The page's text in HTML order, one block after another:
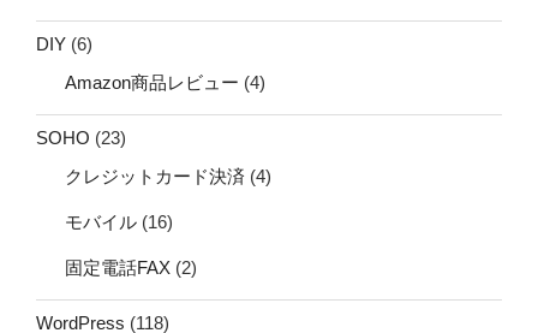
DIY (6)
Amazon商品レビュー (4)
SOHO (23)
クレジットカード決済 (4)
モバイル (16)
固定電話FAX (2)
WordPress (118)